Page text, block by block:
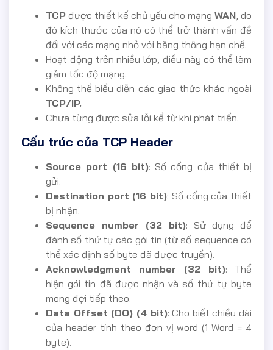
TCP được thiết kế chủ yếu cho mạng WAN, do
đó kích thước của nó có thể trở thành vấn đề
đối với các mạng nhỏ với băng thông hạn chế.
Hoạt động trên nhiều lớp, điều này có thể làm
giảm tốc độ mạng.
Không thể biểu diễn các giao thức khác ngoài
TCP/IP.
Chưa từng được sửa lỗi kể từ khi phát triển.
Cấu trúc của TCP Header
Source port (16 bit): Số cổng của thiết bị
gửi.
Destination port (16 bit): Số cổng của thiết
bị nhận.
Sequence number (32 bit): Sử dụng để
đánh số thứ tự các gói tin (từ số sequence có
thể xác định số byte đã được truyền).
Acknowledgment number (32 bit): Thể
hiện gói tin đã được nhận và số thứ tự byte
mong đợi tiếp theo.
Data Offset (DO) (4 bit): Cho biết chiều dài
của header tính theo đơn vị word (1 Word = 4
byte).